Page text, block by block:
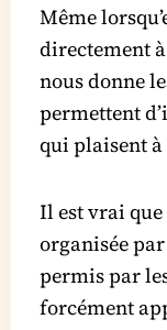
Même
directement
nous donne
permettent
qui plaisent à
Il est vrai
organisée
permis par
forcément